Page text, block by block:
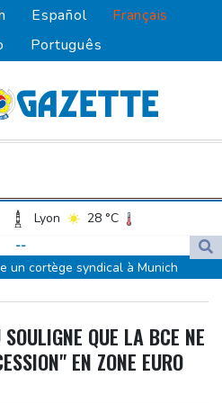
Español
Français
Português
Lyon
28 °C
Luxembourg
19 °C
Guinea
22 °C
Niger
31 °C
--
un cortège syndical à Munich
sur l'île
retour de maternité, continue à 32
QUE LA BCE NE
EN ZONE EURO